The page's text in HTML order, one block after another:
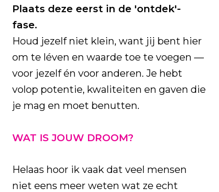
Plaats deze eerst in de 'ontdek'-
fase.
Houd jezelf niet klein, want jij bent hier
om te léven en waarde toe te voegen —
voor jezelf én voor anderen. Je hebt
volop potentie, kwaliteiten en gaven die
je mag en moet benutten.
WAT IS JOUW DROOM?
Helaas hoor ik vaak dat veel mensen
niet eens meer weten wat ze echt